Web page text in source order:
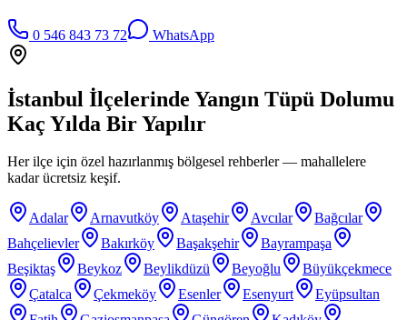
0 546 843 73 72 WhatsApp
İstanbul İlçelerinde Yangın Tüpü Dolumu
Kaç Yılda Bir Yapılır
Her ilçe için özel hazırlanmış bölgesel rehberler — mahallelere
kadar ücretsiz keşif.
Adalar Arnavutköy Ataşehir Avcılar
Bağcılar
Bahçelievler
Bakırköy Başakşehir
Bayrampaşa
Beşiktaş
Beykoz Beylikdüzü Beyoğlu
Büyükçekmece
Çatalca
Çekmeköy Esenler Esenyurt
Eyüpsultan